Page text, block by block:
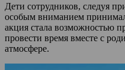
Дети сотрудников, следуя
особым вниманием
акция стала возможностью
провести время вместе с
атмосфере.